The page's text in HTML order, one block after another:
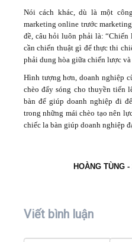
Nói cách khác, dù là một
marketing online trước
đề, câu hỏi luôn phải là: “Chiến
cần chiến thuật gì để thực thi
phải dung hòa giữa chiến lược
Hình tượng hơn, doanh nghiệp
chèo đẩy sóng cho thuyền tiến
bàn để giúp doanh nghiệp đi
trong những mái chèo tạo nên
chiếc la bàn giúp doanh nghiệp
HOÀNG TÙNG
Viết bình luận